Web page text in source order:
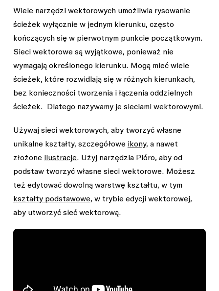
Wiele narzędzi wektorowych umożliwia rysowanie
ścieżek wyłącznie w jednym kierunku, często
kończących się w pierwotnym punkcie początkowym.
Sieci wektorowe są wyjątkowe, ponieważ nie
wymagają określonego kierunku. Mogą mieć wiele
ścieżek, które rozwidlają się w różnych kierunkach,
bez konieczności tworzenia i łączenia oddzielnych
ścieżek. Dlatego nazywamy je sieciami wektorowymi.
Używaj sieci wektorowych, aby tworzyć własne
unikalne kształty, szczegółowe ikony, a nawet
złożone ilustracje. Użyj narzędzia Pióro, aby od
podstaw tworzyć własne sieci wektorowe. Możesz
też edytować dowolną warstwę kształtu, w tym
kształty podstawowe, w trybie edycji wektorowej,
aby utworzyć sieć wektorową.